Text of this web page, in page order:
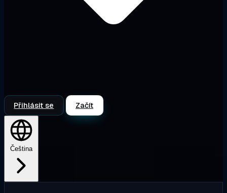
Přihlásit se Začít
Čeština